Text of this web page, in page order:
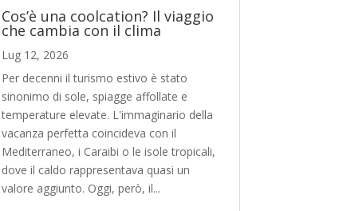
Cos’è una coolcation? Il viaggio
che cambia con il clima
Lug 12, 2026
Per decenni il turismo estivo è stato
sinonimo di sole, spiagge affollate e
temperature elevate. L'immaginario della
vacanza perfetta coincideva con il
Mediterraneo, i Caraibi o le isole tropicali,
dove il caldo rappresentava quasi un
valore aggiunto. Oggi, però, il...